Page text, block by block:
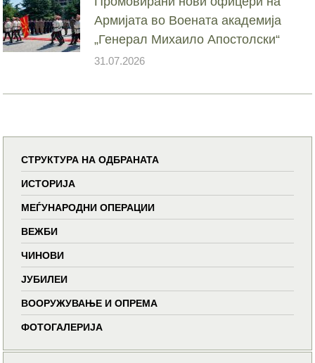
Армијата во Воената академија
„Генерал Михаило Апостолски“
31.07.2026
СТРУКТУРА НА ОДБРАНАТА
ИСТОРИЈА
МЕЃУНАРОДНИ ОПЕРАЦИИ
ВЕЖБИ
ЧИНОВИ
ЈУБИЛЕИ
ВООРУЖУВАЊЕ И ОПРЕМА
ФОТОГАЛЕРИЈА